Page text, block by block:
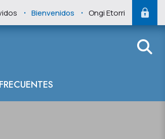
. Bienvenidos . Ongi Etorri